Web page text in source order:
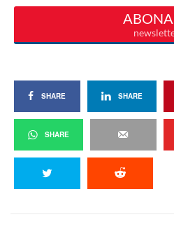
SHARE SHARE
SHARE